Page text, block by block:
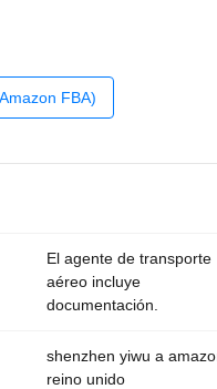
FBA)
El agente de transporte
aéreo incluye
documentación.
shenzhen yiwu a
reino unido